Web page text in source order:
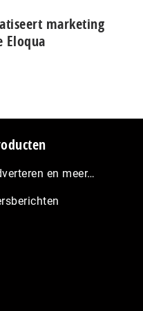
marketing
Eloqua
en meer…